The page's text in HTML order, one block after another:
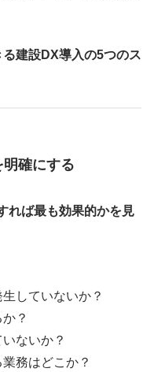
建設DX導入の5つのス
確にする
れば最も効果的かを見
していないか？
？
ないか？
務はどこか？